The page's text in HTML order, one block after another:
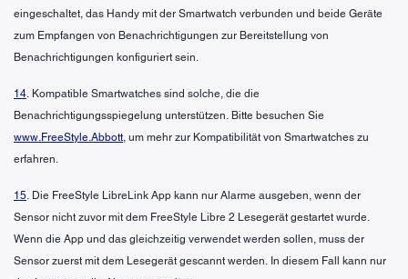
eingeschaltet, das Handy mit der Smartwatch verbunden und beide Geräte
zum Empfangen von Benachrichtigungen zur Bereitstellung von
Benachrichtigungen konfiguriert sein.
14. Kompatible Smartwatches sind solche, die die
Benachrichtigungsspiegelung unterstützen. Bitte besuchen Sie
www.FreeStyle.Abbott, um mehr zur Kompatibilität von Smartwatches zu
erfahren.
15. Die FreeStyle LibreLink App kann nur Alarme ausgeben, wenn der
Sensor nicht zuvor mit dem FreeStyle Libre 2 Lesegerät gestartet wurde.
Wenn die App und das gleichzeitig verwendet werden sollen, muss der
Sensor zuerst mit dem Lesegerät gescannt werden. In diesem Fall kann nur